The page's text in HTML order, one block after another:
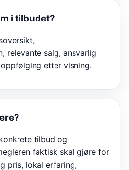
i tilbudet?
relevante salg, ansvarlig
etter visning.
tilbud og
faktisk skal gjøre for
pris, lokal erfaring,